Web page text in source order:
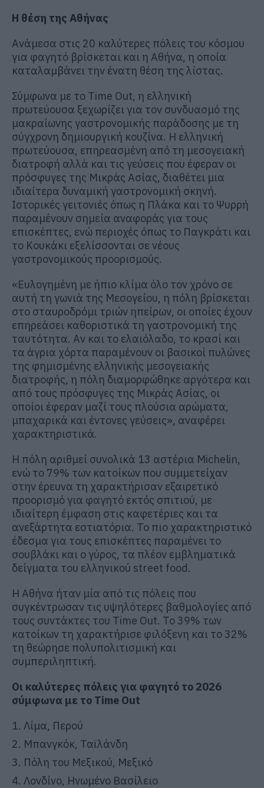
Η θέση της Αθήνας
Ανάμεσα στις 20 καλύτερες πόλεις του κόσμου
για φαγητό βρίσκεται και η Αθήνα, η οποία
καταλαμβάνει την ένατη θέση της λίστας.
Σύμφωνα με το Time Out, η ελληνική
πρωτεύουσα ξεχωρίζει για τον συνδυασμό της
μακραίωνης γαστρονομικής παράδοσης με τη
σύγχρονη δημιουργική κουζίνα. Η ελληνική
πρωτεύουσα, επηρεασμένη από τη μεσογειακή
διατροφή αλλά και τις γεύσεις που έφεραν οι
πρόσφυγες της Μικράς Ασίας, διαθέτει μια
ιδιαίτερα δυναμική γαστρονομική σκηνή.
Ιστορικές γειτονιές όπως η Πλάκα και το Ψυρρή
παραμένουν σημεία αναφοράς για τους
επισκέπτες, ενώ περιοχές όπως το Παγκράτι και
το Κουκάκι εξελίσσονται σε νέους
γαστρονομικούς προορισμούς.
«Ευλογημένη με ήπιο κλίμα όλο τον χρόνο σε
αυτή τη γωνιά της Μεσογείου, η πόλη βρίσκεται
στο σταυροδρόμι τριών ηπείρων, οι οποίες έχουν
επηρεάσει καθοριστικά τη γαστρονομική της
ταυτότητα. Αν και το ελαιόλαδο, το κρασί και
τα άγρια χόρτα παραμένουν οι βασικοί πυλώνες
της φημισμένης ελληνικής μεσογειακής
διατροφής, η πόλη διαμορφώθηκε αργότερα και
από τους πρόσφυγες της Μικράς Ασίας, οι
οποίοι έφεραν μαζί τους πλούσια αρώματα,
μπαχαρικά και έντονες γεύσεις», αναφέρει
χαρακτηριστικά.
Η πόλη αριθμεί συνολικά 13 αστέρια Michelin,
ενώ το 79% των κατοίκων που συμμετείχαν
στην έρευνα τη χαρακτήρισαν εξαιρετικό
προορισμό για φαγητό εκτός σπιτιού, με
ιδιαίτερη έμφαση στις καφετέριες και τα
ανεξάρτητα εστιατόρια. Το πιο χαρακτηριστικό
έδεσμα για τους επισκέπτες παραμένει το
σουβλάκι και ο γύρος, τα πλέον εμβληματικά
δείγματα του ελληνικού street food.
Η Αθήνα ήταν μία από τις πόλεις που
συγκέντρωσαν τις υψηλότερες βαθμολογίες από
τους συντάκτες του Time Out. Το 39% των
κατοίκων τη χαρακτήρισε φιλόξενη και το 32%
τη θεώρησε πολυπολιτισμική και
συμπεριληπτική.
Οι καλύτερες πόλεις για φαγητό το 2026
σύμφωνα με το Time Out
Λίμα, Περού
Μπανγκόκ, Ταϊλάνδη
Πόλη του Μεξικού, Μεξικό
Λονδίνο, Ηνωμένο Βασίλειο